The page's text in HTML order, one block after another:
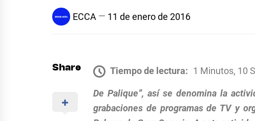
ECCA 11 de enero de 2016
Share Tiempo de lectura: 1 Minutos, 10
De Palique”, así se denomina la
grabaciones de programas de TV y